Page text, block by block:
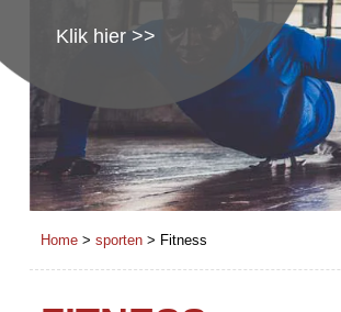
Klik hier >>
Home > sporten > Fitness